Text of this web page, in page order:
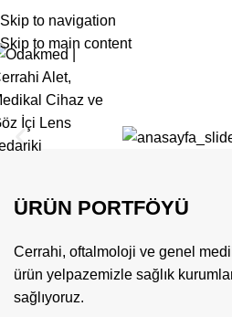
Skip to navigation
Skip to main content
ENTR
ÜRÜN PORTFÖYÜ
Cerrahi, oftalmoloji ve genel
ürün yelpazemizle sağlık
sağlıyoruz.